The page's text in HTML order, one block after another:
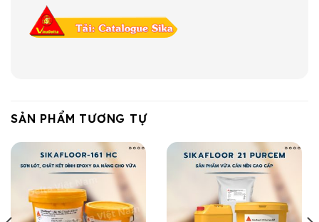
SẢN PHẨM TƯƠNG TỰ